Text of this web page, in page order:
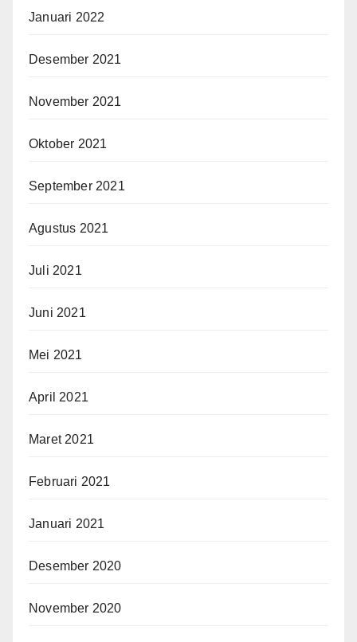
Januari 2022
Desember 2021
November 2021
Oktober 2021
September 2021
Agustus 2021
Juli 2021
Juni 2021
Mei 2021
April 2021
Maret 2021
Februari 2021
Januari 2021
Desember 2020
November 2020